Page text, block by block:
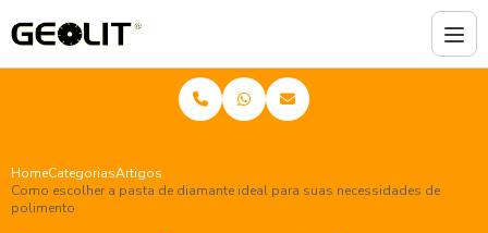
HomeCategoriasArtigos
Como escolher a pasta de diamante ideal para suas necessidades de
polimento